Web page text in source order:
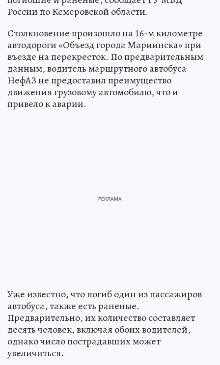
России по Кемеровской области.
Столкновение произошло на 16-м километре
автодороги «Объезд города Мариинска» при
въезде на перекресток. По предварительным
данным, водитель маршрутного автобуса
НефАЗ не предоставил преимущество
движения грузовому автомобилю, что и
привело к аварии.
Уже известно, что погиб один из пассажиров
автобуса, также есть раненые.
Предварительно, их количество составляет
десять человек, включая обоих водителей,
однако число пострадавших может
увеличиться.